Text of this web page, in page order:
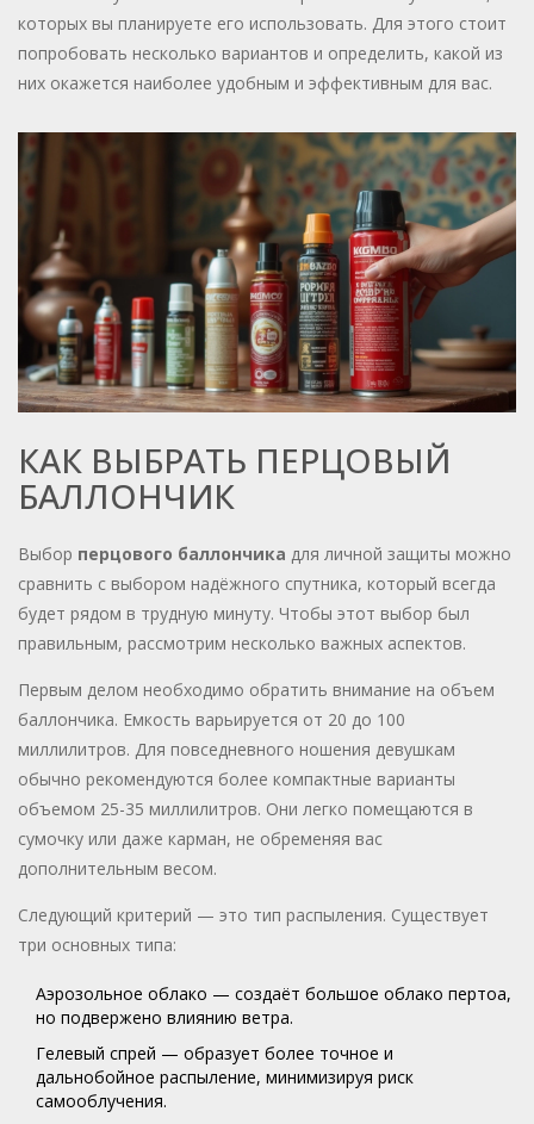
которых вы планируете его использовать. Для этого стоит
попробовать несколько вариантов и определить, какой из
них окажется наиболее удобным и эффективным для вас.
КАК ВЫБРАТЬ ПЕРЦОВЫЙ
БАЛЛОНЧИК
Выбор перцового баллончика для личной защиты можно
сравнить с выбором надёжного спутника, который всегда
будет рядом в трудную минуту. Чтобы этот выбор был
правильным, рассмотрим несколько важных аспектов.
Первым делом необходимо обратить внимание на объем
баллончика. Емкость варьируется от 20 до 100
миллилитров. Для повседневного ношения девушкам
обычно рекомендуются более компактные варианты
объемом 25-35 миллилитров. Они легко помещаются в
сумочку или даже карман, не обременяя вас
дополнительным весом.
Следующий критерий — это тип распыления. Существует
три основных типа:
Аэрозольное облако — создаёт большое облако пертоа,
но подвержено влиянию ветра.
Гелевый спрей — образует более точное и
дальнобойное распыление, минимизируя риск
самооблучения.